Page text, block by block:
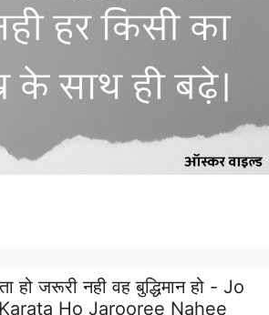
हो जरूरी नही वह बुद्धिमान हो - Jo
Ho Jarooree Nahee